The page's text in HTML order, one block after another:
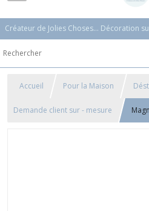
Créateur de Jolies Choses... Décoration
Accueil Pour la Maison
Demande client sur - mesure